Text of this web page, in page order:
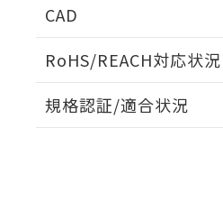
CAD
RoHS/REACH対応状況
EU RoHS 注意事項・凡例
規格認証/適合状況